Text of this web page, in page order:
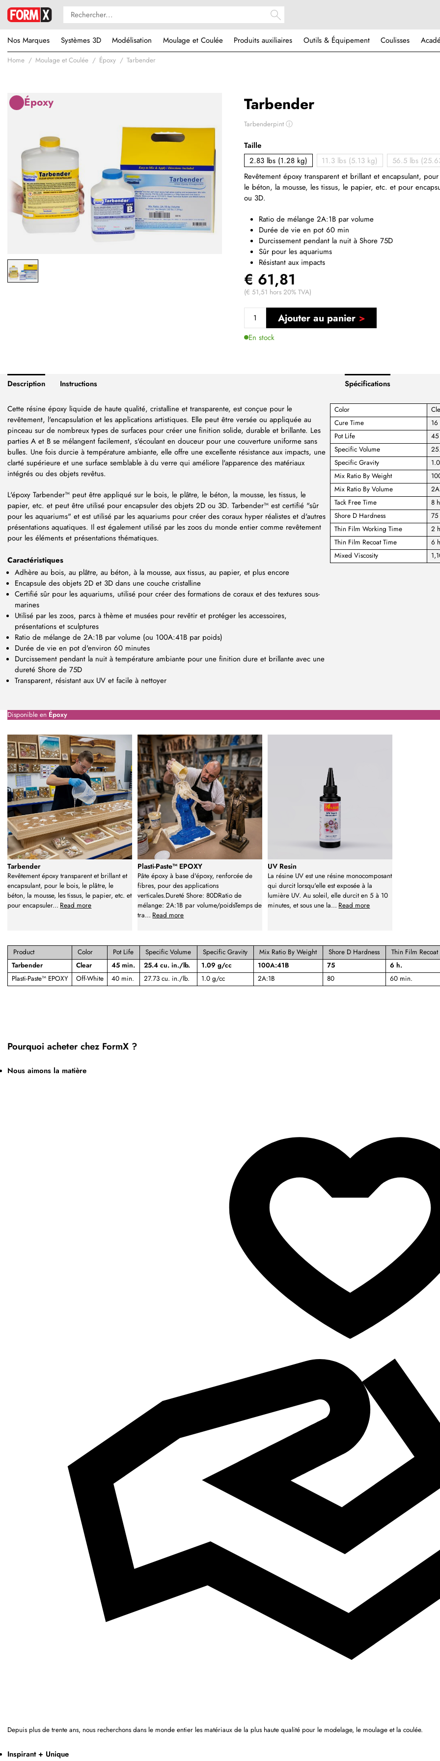
Nos Marques Systèmes 3D Modélisation Moulage et Coulée Produits auxiliaires Outils & Équipement Coulisses
Home Moulage et Coulée Époxy Tarbender
Tarbender
Tarbenderpintⓘ
Époxy
Taille
2.83 lbs (1.28 kg)
11.3 lbs (5.13 kg)
56.5 lbs
Revêtement époxy transparent et brillant et encapsulant,
le béton, la mousse, les tissus, le papier, etc. et pour
ou 3D.
Ratio de mélange 2A:1B par volume
Durée de vie en pot 60 min
Durcissement pendant la nuit à Shore 75D
Sûr pour les aquariums
Résistant aux impacts
€ 61,81
(€ 51,51 hors 20% TVA)
Ajouter au panier
En stock
Description Instructions Spécifications
Cette résine époxy liquide de haute qualité, cristalline et transparente, est conçue pour le
revêtement, l'encapsulation et les applications artistiques. Elle peut être versée ou appliquée au
pinceau sur de nombreux types de surfaces pour créer une finition solide, durable et brillante. Les
parties A et B se mélangent facilement, s'écoulant en douceur pour une couverture uniforme sans
bulles. Une fois durcie à température ambiante, elle offre une excellente résistance aux impacts, une
clarté supérieure et une surface semblable à du verre qui améliore l'apparence des matériaux
intégrés ou des objets revêtus.
L'époxy Tarbender™ peut être appliqué sur le bois, le plâtre, le béton, la mousse, les tissus, le
papier, etc. et peut être utilisé pour encapsuler des objets 2D ou 3D. Tarbender™ est certifié "sûr
pour les aquariums" et est utilisé par les aquariums pour créer des coraux hyper réalistes et d'autres
présentations aquatiques. Il est également utilisé par les zoos du monde entier comme revêtement
pour les éléments et présentations thématiques.
Caractéristiques
Adhère au bois, au plâtre, au béton, à la mousse, aux tissus, au papier, et plus encore
Encapsule des objets 2D et 3D dans une couche cristalline
Certifié sûr pour les aquariums, utilisé pour créer des formations de coraux et des textures sous-
marines
Utilisé par les zoos, parcs à thème et musées pour revêtir et protéger les accessoires,
présentations et sculptures
Ratio de mélange de 2A:1B par volume (ou 100A:41B par poids)
Durée de vie en pot d'environ 60 minutes
Durcissement pendant la nuit à température ambiante pour une finition dure et brillante avec une
dureté Shore de 75D
Transparent, résistant aux UV et facile à nettoyer
Color
Cure Time
16
Pot Life
45
Specific Volume
Specific Gravity
Mix Ratio By Weight
Mix Ratio By Volume
Tack Free Time
8
Shore D Hardness
75
Thin Film Working Time
2
Thin Film Recoat Time
6
Mixed Viscosity
Disponible en Époxy
Tarbender
Revêtement époxy transparent et brillant et
encapsulant, pour le bois, le plâtre, le
béton, la mousse, les tissus, le papier, etc. et
pour encapsuler... Read more
Plasti-Paste™ EPOXY
Pâte époxy à base d'époxy, renforcée de
fibres, pour des applications
verticales.Dureté Shore: 80DRatio de
mélange: 2A:1B par volume/poidsTemps de
tra... Read more
UV Resin
La résine UV est une résine monocomposant
qui durcit lorsqu'elle est exposée à la
lumière UV. Au soleil, elle durcit en 5 à 10
minutes, et sous une la... Read more
Product Color Pot Life Specific Volume Specific Gravity Mix Ratio By Weight Shore D Hardness
Thin Film
Tarbender
Clear 45 min. 25.4 cu. in./lb. 1.09 g/cc 100A:41B 75
6 h.
Plasti-Paste™ EPOXY
Off-White 40 min. 27.73 cu. in./lb. 1.0 g/cc 2A:1B 80 60 min.
Pourquoi acheter chez FormX ?
Nous aimons la matière
Depuis plus de trente ans, nous recherchons dans le monde entier les matériaux de la plus haute qualité pour le modelage, le moulage et la coulée.
Inspirant + Unique